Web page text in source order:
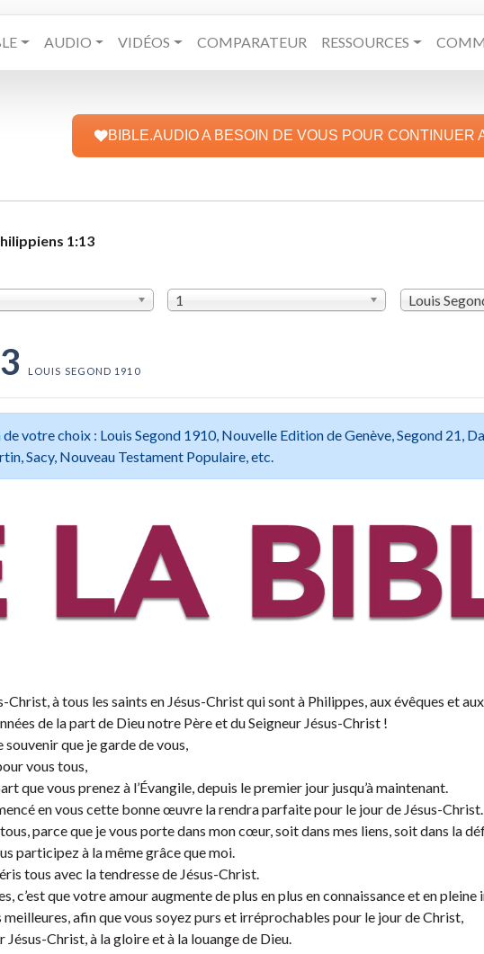
AUDIO VIDÉOS COMPARATEUR RESSOURCES
BIBLE.AUDIO A BESOIN DE VOUS POUR CONTINUER
1:13
1 Louis
LOUIS SEGOND 1910
votre choix : Louis Segond 1910, Nouvelle Edition de Genève, Segond 21,
Sacy, Nouveau Testament Populaire, etc.
à tous les saints en Jésus-Christ qui sont à Philippes, aux évêques et
de la part de Dieu notre Père et du Seigneur Jésus-Christ !
que je garde de vous,
vous tous,
que vous prenez à l’Évangile, depuis le premier jour jusqu’à maintenant.
en vous cette bonne œuvre la rendra parfaite pour le jour de Jésus-Christ.
parce que je vous porte dans mon cœur, soit dans mes liens, soit dans la
participez à la même grâce que moi.
tous avec la tendresse de Jésus-Christ.
c’est que votre amour augmente de plus en plus en connaissance et en
afin que vous soyez purs et irréprochables pour le jour de Christ,
Christ, à la gloire et à la louange de Dieu.